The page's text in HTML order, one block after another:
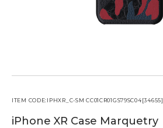
ITEM CODE:IPHXR_C-SM CC01CR01GS79SC04[34655]
iPhone XR Case Marquetry